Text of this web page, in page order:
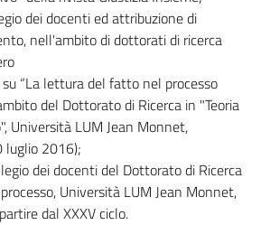
dei docenti ed attribuzione di
nell'ambito di dottorati di ricerca
“La lettura del fatto nel processo
del Dottorato di Ricerca in "Teoria
Università LUM Jean Monnet,
luglio 2016);
dei docenti del Dottorato di Ricerca
Università LUM Jean Monnet,
dal XXXV ciclo.